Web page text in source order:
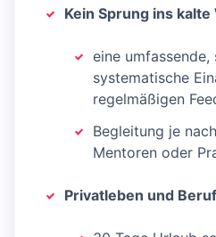
Kein Sprung ins kalte
eine
systematische
regelmäßigen
Begleitung je
Mentoren oder
Privatleben und